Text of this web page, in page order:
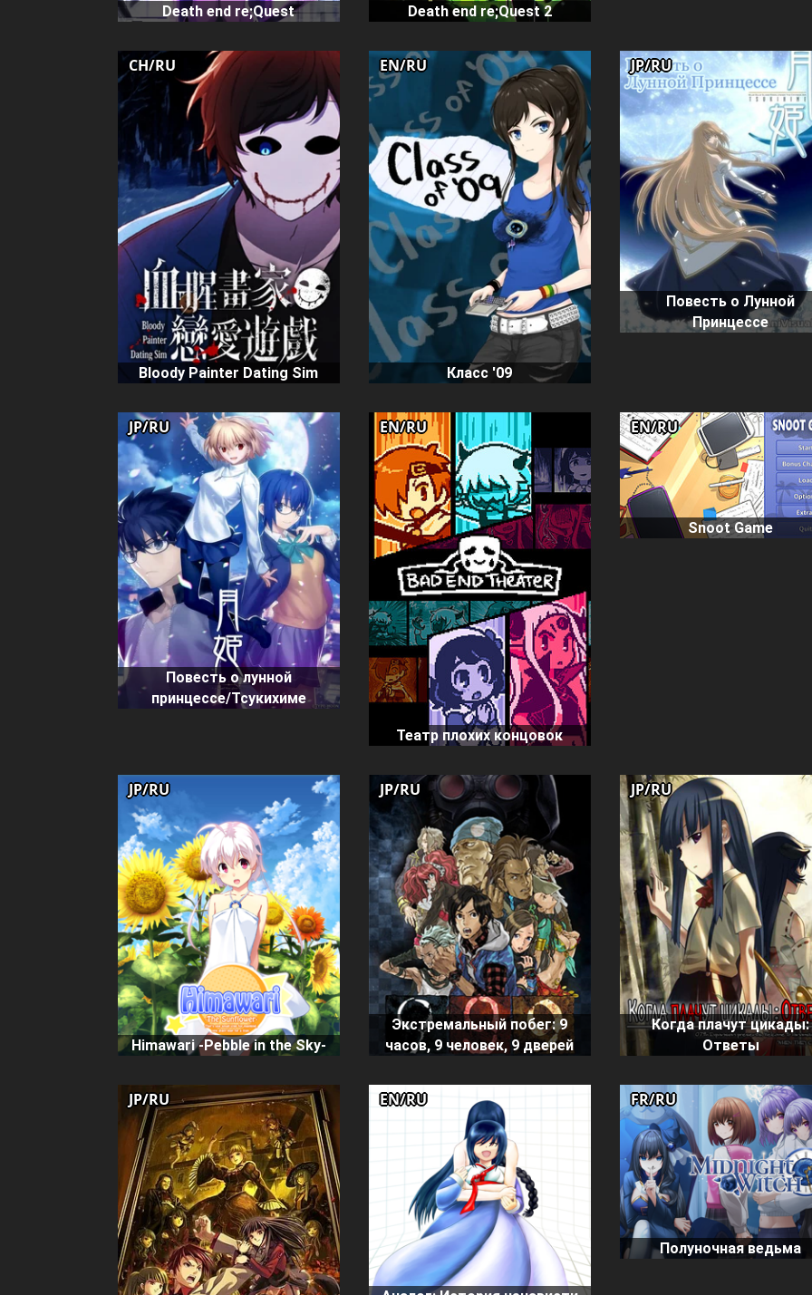
Death end re;Quest Death end re;Quest 2
Bloody Painter Dating Sim
CH/RU
Класс '09
EN/RU
Повесть о Лунной
Принцессе
JP/RU
Повесть о лунной
принцессе/Тсукихиме
JP/RU
Театр плохих концовок
EN/RU
Snoot Game
EN/RU
Himawari -Pebble in the Sky-
JP/RU
Экстремальный побег: 9
часов, 9 человек, 9 дверей
JP/RU
Когда плачут цикады:
Ответы
JP/RU
JP/RU EN/RU
Полуночная ведьма
FR/RU